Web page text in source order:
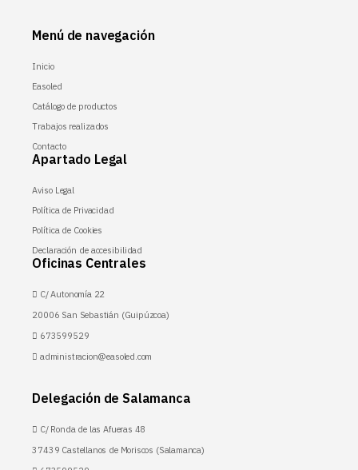
Menú de navegación
Inicio
Easoled
Catálogo de productos
Trabajos realizados
Contacto
Apartado Legal
Aviso Legal
Política de Privacidad
Política de Cookies
Declaración de accesibilidad
Oficinas Centrales
C/ Autonomía 22
20006 San Sebastián (Guipúzcoa)
673599529
administracion@easoled.com
Delegación de Salamanca
C/ Ronda de las Afueras 48
37439 Castellanos de Moriscos (Salamanca)